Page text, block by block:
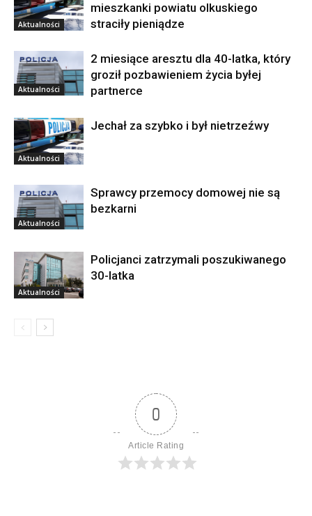
Aktualności
mieszkanki powiatu olkuskiego
straciły pieniądze
Aktualności
2 miesiące aresztu dla 40-latka, który
groził pozbawieniem życia byłej
partnerce
Aktualności
Jechał za szybko i był nietrzeźwy
Aktualności
Sprawcy przemocy domowej nie są
bezkarni
Aktualności
Policjanci zatrzymali poszukiwanego
30-latka
0
Article Rating